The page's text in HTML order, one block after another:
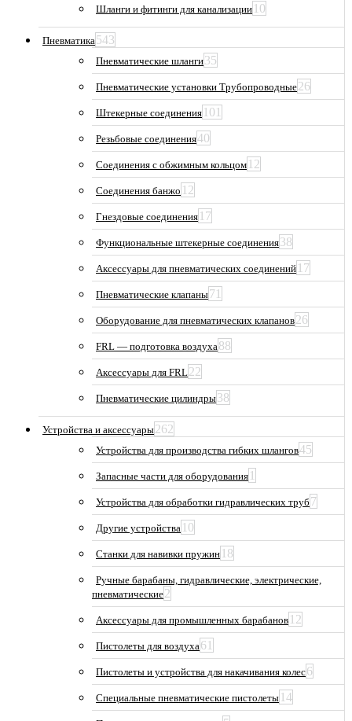
Шланги и фитинги для канализации 10
Пневматика543
Пневматические шланги35
Пневматические установки Трубопроводные26
Штекерные соединения 101
Резьбовые соединения40
Соединения с обжимным кольцом 12
Соединения банжо 12
Гнездовые соединения 17
Функциональные штекерные соединения38
Аксессуары для пневматических соединений 17
Пневматические клапаны71
Оборудование для пневматических клапанов26
FRL — подготовка воздуха88
Аксессуары для FRL22
Пневматические цилиндры38
Устройства и аксессуары262
Устройства для производства гибких шлангов45
Запасные части для оборудования 1
Устройства для обработки гидравлических труб 7
Другие устройства 10
Станки для навивки пружин 18
Ручные барабаны, гидравлические, электрические,
пневматические2
Аксессуары для промышленных барабанов 12
Пистолеты для воздуха61
Пистолеты и устройства для накачивания колес6
Специальные пневматические пистолеты 14